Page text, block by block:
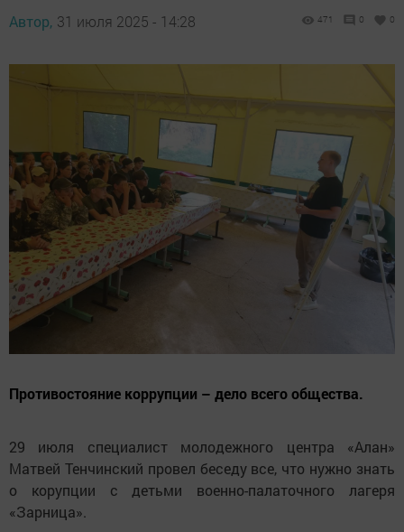
Автор, 31 июля 2025 - 14:28 471 0 0
Противостояние коррупции – дело всего общества.
29 июля специалист молодежного центра «Алан»
Матвей Тенчинский провел беседу все, что нужно знать
о корупции с детьми военно-палаточного лагеря
«Зарница».